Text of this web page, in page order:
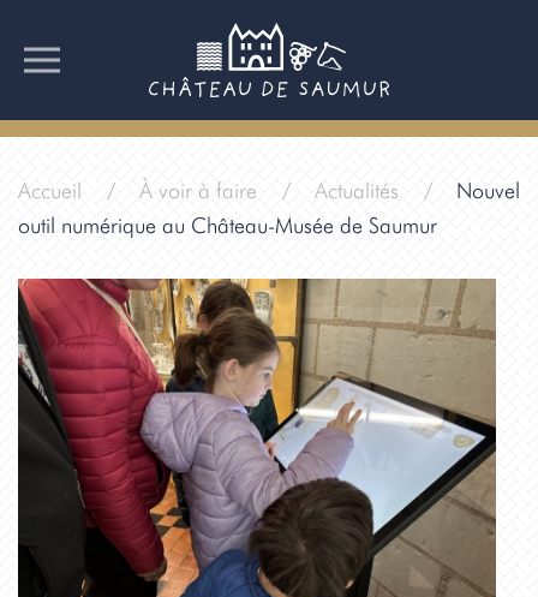
Accueil À voir à faire Actualités
Nouvel
outil numérique au Château-Musée de Saumur